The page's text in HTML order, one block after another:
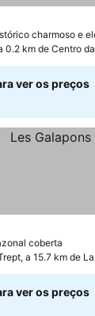
charmoso e
0.2 km de Centro
ver os preços
coberta
a 15.7 km de
ver os preços